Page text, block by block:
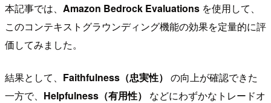
本記事では、 Amazon Bedrock Evaluations を使用して、
このコンテキストグラウンディング機能の効果を定量的に評
価してみました。
結果として、 Faithfulness（忠実性） の向上が確認できた
一方で、 Helpfulness（有用性）
などにわずかなトレードオ